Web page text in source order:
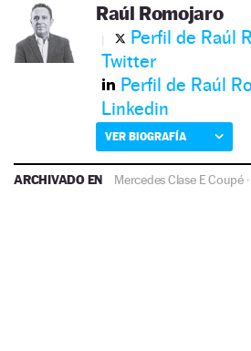
Raúl Romojaro
Perfil de Raúl
Twitter
Perfil de Raúl
Linkedin
VER BIOGRAFÍA
ARCHIVADO EN Mercedes Clase E Coupé·